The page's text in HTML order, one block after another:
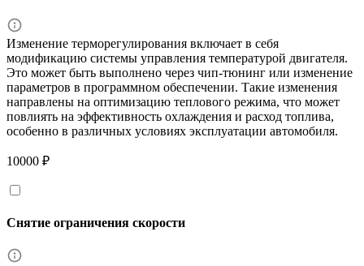
Изменение терморегулирования включает в себя
модификацию системы управления температурой двигателя.
Это может быть выполнено через чип-тюнинг или изменение
параметров в программном обеспечении. Такие изменения
направлены на оптимизацию теплового режима, что может
повлиять на эффективность охлаждения и расход топлива,
особенно в различных условиях эксплуатации автомобиля.
10000 ₽
Снятие ограничения скорости